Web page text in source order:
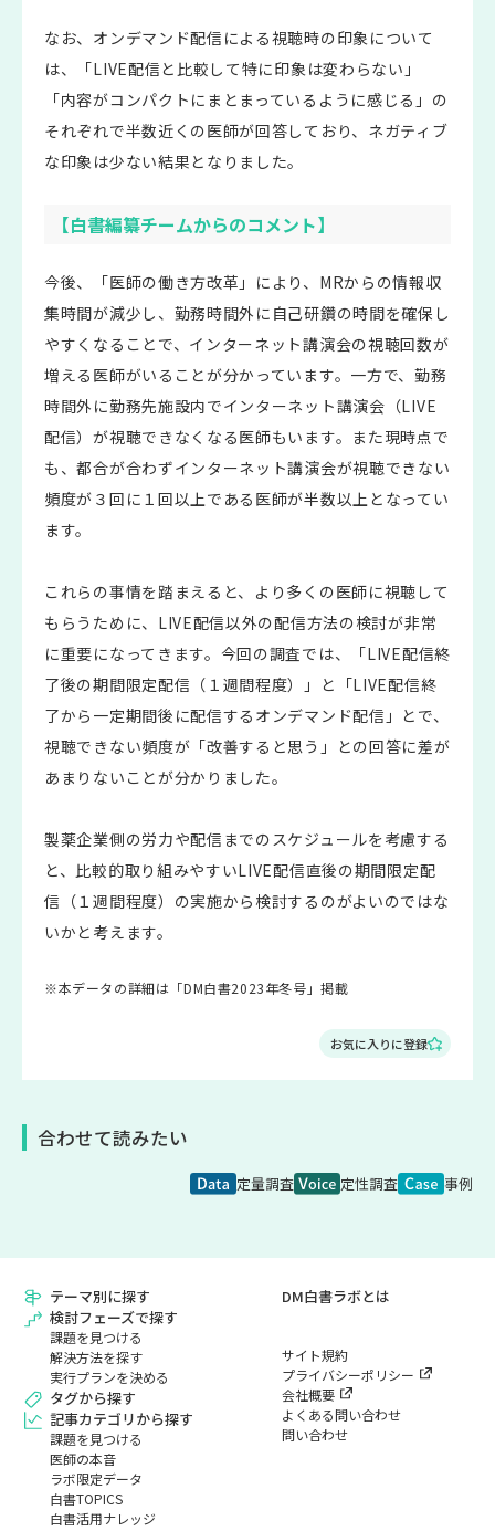
なお、オンデマンド配信による視聴時の印象について
は、「LIVE配信と比較して特に印象は変わらない」
「内容がコンパクトにまとまっているように感じる」の
それぞれで半数近くの医師が回答しており、ネガティブ
な印象は少ない結果となりました。
【白書編纂チームからのコメント】
今後、「医師の働き方改革」により、MRからの情報収
集時間が減少し、勤務時間外に自己研鑽の時間を確保し
やすくなることで、インターネット講演会の視聴回数が
増える医師がいることが分かっています。一方で、勤務
時間外に勤務先施設内でインターネット講演会（LIVE
配信）が視聴できなくなる医師もいます。また現時点で
も、都合が合わずインターネット講演会が視聴できない
頻度が３回に１回以上である医師が半数以上となってい
ます。
これらの事情を踏まえると、より多くの医師に視聴して
もらうために、LIVE配信以外の配信方法の検討が非常
に重要になってきます。今回の調査では、「LIVE配信終
了後の期間限定配信（１週間程度）」と「LIVE配信終
了から一定期間後に配信するオンデマンド配信」とで、
視聴できない頻度が「改善すると思う」との回答に差が
あまりないことが分かりました。
製薬企業側の労力や配信までのスケジュールを考慮する
と、比較的取り組みやすいLIVE配信直後の期間限定配
信（１週間程度）の実施から検討するのがよいのではな
いかと考えます。
※本データの詳細は「DM白書2023年冬号」掲載
お気に入りに登録
合わせて読みたい
定量調査 定性調査 事例
テーマ別に探す
検討フェーズで探す
課題を見つける
解決方法を探す
実行プランを決める
タグから探す
記事カテゴリから探す
課題を見つける
医師の本音
ラボ限定データ
白書TOPICS
白書活用ナレッジ
DM白書ラボとは
サイト規約
プライバシーポリシー
会社概要
よくある問い合わせ
問い合わせ